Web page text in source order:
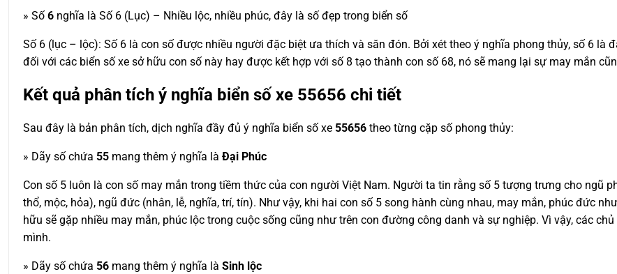
» Số 6 nghĩa là Số 6 (Lục) – Nhiều lộc, nhiều phúc, đây là số đẹp trong biển số
Số 6 (lục – lộc): Số 6 là con số được nhiều người đặc biệt ưa thích và săn đón. Bởi xét theo ý nghĩa phong thủy, số 6 là
đối với các biển số xe sở hữu con số này hay được kết hợp với số 8 tạo thành con số 68, nó sẽ mang lại sự may mắn
Kết quả phân tích ý nghĩa biển số xe 55656 chi tiết
Sau đây là bản phân tích, dịch nghĩa đầy đủ ý nghĩa biển số xe 55656 theo từng cặp số phong thủy:
» Dãy số chứa 55 mang thêm ý nghĩa là Đại Phúc
Con số 5 luôn là con số may mắn trong tiềm thức của con người Việt Nam. Người ta tin rằng số 5 tượng trưng cho ngũ
thổ, mộc, hỏa), ngũ đức (nhân, lễ, nghĩa, trí, tín). Như vậy, khi hai con số 5 song hành cùng nhau, may mắn, phúc đức
hữu sẽ gặp nhiều may mắn, phúc lộc trong cuộc sống cũng như trên con đường công danh và sự nghiệp. Vì vậy, các
mình.
» Dãy số chứa 56 mang thêm ý nghĩa là Sinh lộc